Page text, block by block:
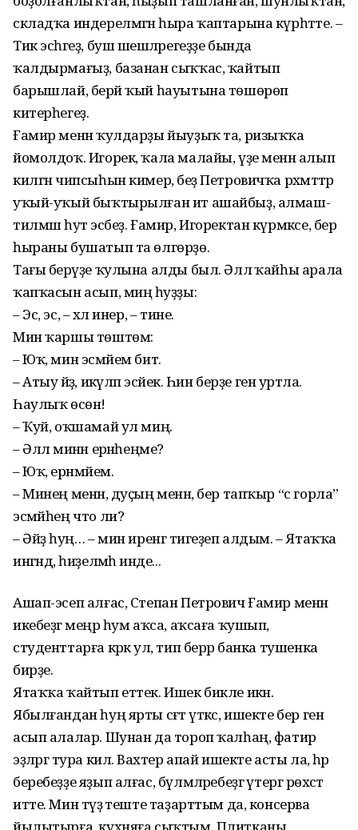
складҡа индерелмәгән һыра ҡаптарына күрһәтте. –
Тик эсһәгеҙ, буш шешәләрегеҙҙе бында
ҡалдырмағыҙ, базанан сыҡҡас, ҡайтып
барышлай, берәй ҡый һауытына төшөрөп
китерһегеҙ.
Ғамир менән ҡулдарҙы йыуҙыҡ та, ризыҡҡа
йомолдоҡ. Игорек, ҡала малайы, үҙе менән алып
килгән чипсыһын кимерә, беҙ Петровичҡа рәхмәттәр
уҡый-уҡый быҡтырылған ит ашайбыҙ, алмаш-
тилмәш һут эсәбеҙ. Ғамир, Игоректан күрмәксе, бер
һыраны бушатып та өлгөрҙө.
Тағы берәүҙе ҡулына алды был. Әллә ҡайһы арала
ҡапҡасын асып, миңә һуҙҙы:
– Эс, эс, – хәл инер, – тине.
Мин ҡаршы төштөм:
– Юҡ, мин эсмәйем бит.
– Атыу әйҙә, икәүләп эсәйек. Һин берҙе генә уртла.
Һаулыҡ өсөн!
– Ҡуй, оҡшамай ул миңә.
– Әллә минән ерәнәһеңме?
– Юҡ, ерәнмәйем.
– Минең менән, дуҫың менән, бер тапҡыр “с горла”
эсмәйһең что ли?
– Әйҙә һуң… – мин иренгә тигеҙеп алдым. – Ятаҡҡа
ингәндә, һиҙелмәһә инде...
Ашап-эсеп алғас, Степан Петрович Ғамир менән
икебеҙгә меңәр һум аҡса, аҡсаға ҡушып,
студенттарға кәрәк ул, тип берәр банка тушенка
бирҙе.
Ятаҡҡа ҡайтып еттек. Ишек бикле икән.
Ябылғандан һуң ярты сәғәт үткәс, ишекте бер генә
асып алалар. Шунан да тороп ҡалһаң, фатир
эҙләргә тура килә. Вахтер апай ишекте асты ла, һәр
беребеҙҙе яҙып алғас, бүлмәләребеҙгә үтергә рөхсәт
итте. Мин тәүҙә теште таҙарттым да, консерва